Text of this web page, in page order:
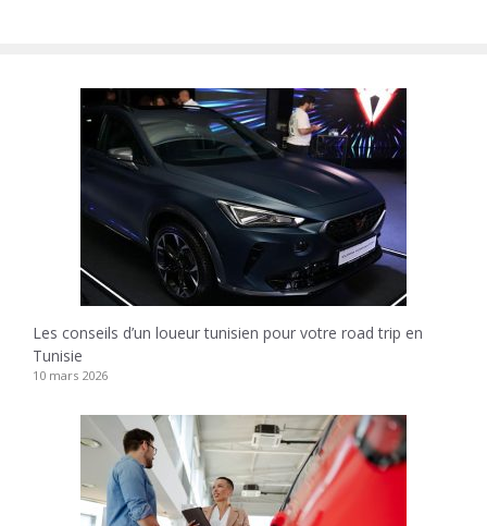
Les conseils d’un loueur tunisien pour votre road trip en
Tunisie
10 mars 2026